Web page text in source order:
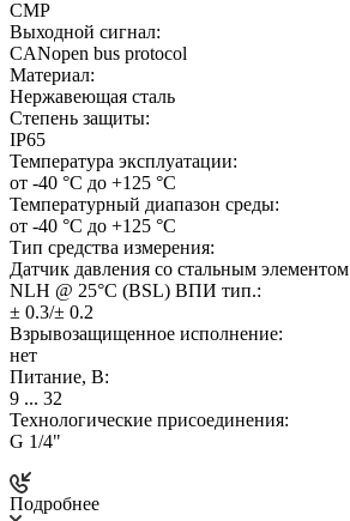
CMP
Выходной сигнал:
CANopen bus protocol
Материал:
Нержавеющая сталь
Степень защиты:
IP65
Температура эксплуатации:
от -40 °C до +125 °C
Температурный диапазон среды:
от -40 °C до +125 °C
Тип средства измерения:
Датчик давления со стальным элементом
NLH @ 25°C (BSL) ВПИ тип.:
± 0.3/± 0.2
Взрывозащищенное исполнение:
нет
Питание, В:
9 ... 32
Технологические присоединения:
G 1/4"
Подробнее